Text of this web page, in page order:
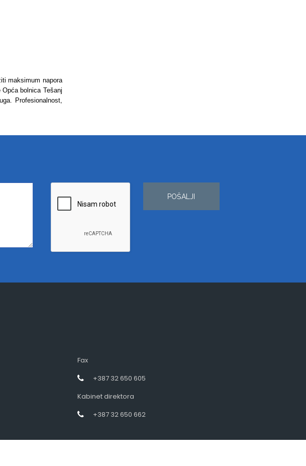
maksimum napora
bolnica Tešanj
Profesionalnost,
POŠALJI
Fax
+387 32 650 605
Kabinet direktora
+387 32 650 662